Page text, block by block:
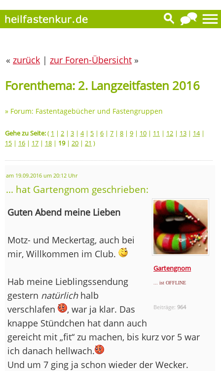
« zurück | zur Foren-Übersicht »
Forenthema: 2. Langzeitfasten 2016
» Forum: Fastentagebücher und Fastengruppen
Gehe zu Seite:( 1 | 2 | 3 | 4| 5 | 6 | 7 | 8 | 9 | 10 | 11 | 12 | 13 | 14|
15 | 16 | 17 | 18 | 19| 20 | 21 )
am 19.09.2016 um 20:12 Uhr
... hat Gartengnom geschrieben:
Gartengnom
... ist OFFLINE
Beiträge:964
Guten Abend meine Lieben
Motz- und Meckertag, auch bei
mir, Willkommen im Club.
Hab meine Lieblingssendung
gestern natürlichhalb
verschlafen
, war ja klar. Das
knappe Stündchen hat dann auch
gereicht mit „fit“ zu machen, bis kurz vor 5 war
ich danach hellwach.
Und um 7 ging ja schon wieder der Wecker.